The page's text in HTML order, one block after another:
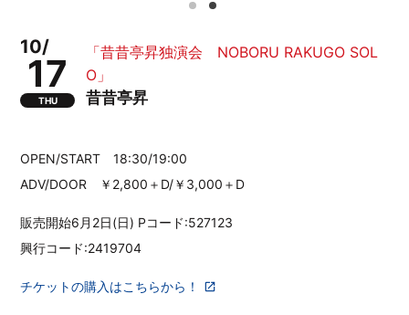
10/
17
THU
「昔昔亭昇独演会 NOBORU RAKUGO SOL
O」
昔昔亭昇
OPEN/START 18:30/19:00
ADV/DOOR ￥2,800＋D/￥3,000＋D
販売開始6月2日(日) Pコード:527123
興行コード:2419704
チケットの購入はこちらから！